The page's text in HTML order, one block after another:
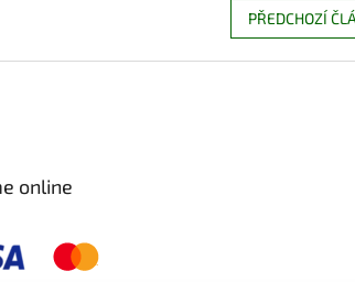
PŘEDCHOZÍ
online